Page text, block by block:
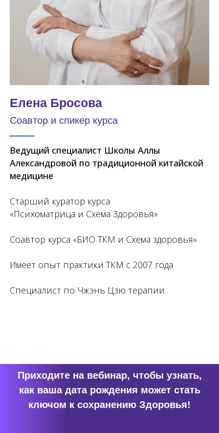
Елена Бросова
Соавтор и спикер курса
Ведущий специалист Школы Аллы
Александровой по традиционной китайской
медицине
Старший куратор курса
«Психоматрица и Схема Здоровья»
Соавтор курса «БИО ТКМ и Схема здоровья»
Имеет опыт практики ТКМ с 2007 года
Специалист по Чжэнь Цзю терапии
Приходите на вебинар, чтобы узнать,
как ваша дата рождения может стать
ключом к сохранению Здоровья!